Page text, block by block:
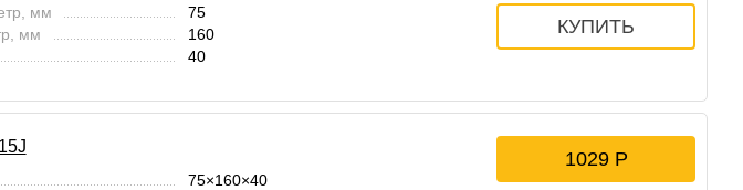
мм
75
мм
160
40
75×160×40
1029